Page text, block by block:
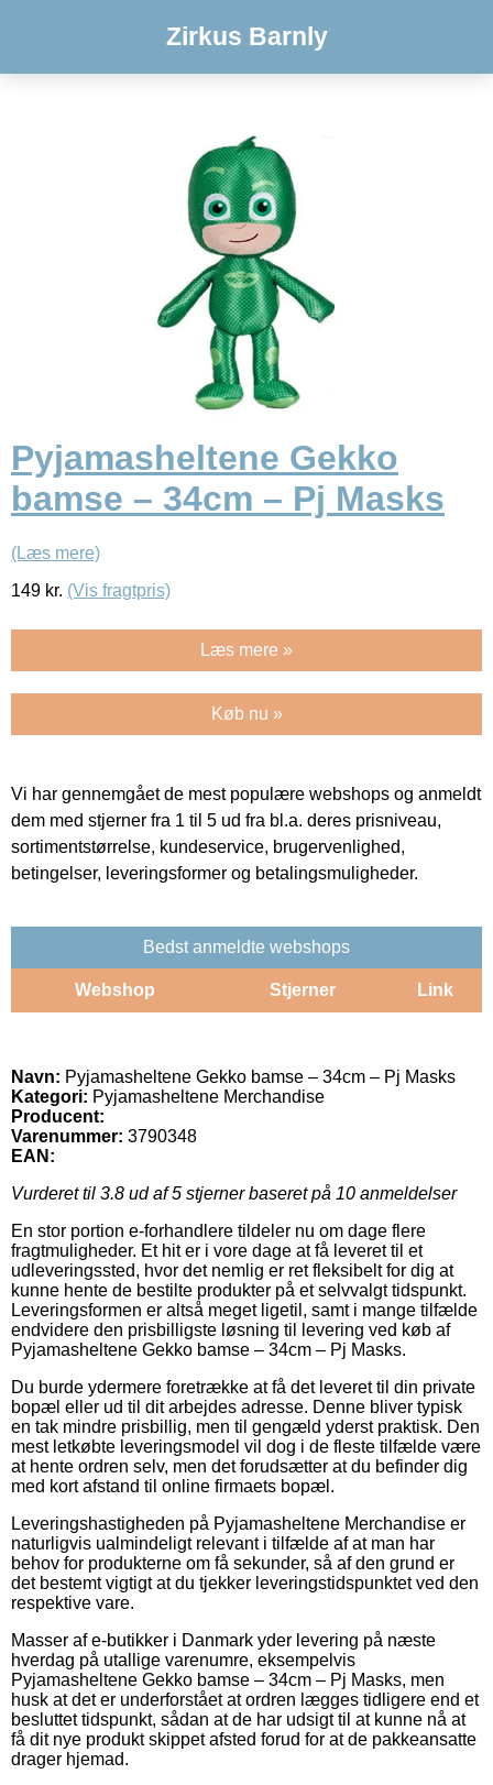
Zirkus Barnly
Pyjamasheltene Gekko
bamse – 34cm – Pj Masks
(Læs mere)
149 kr. (Vis fragtpris)
Læs mere »
Køb nu »
Vi har gennemgået de mest populære webshops og anmeldt
dem med stjerner fra 1 til 5 ud fra bl.a. deres prisniveau,
sortimentstørrelse, kundeservice, brugervenlighed,
betingelser, leveringsformer og betalingsmuligheder.
Bedst anmeldte webshops
Webshop Stjerner Link
Navn: Pyjamasheltene Gekko bamse – 34cm – Pj Masks
Kategori: Pyjamasheltene Merchandise
Producent:
Varenummer: 3790348
EAN:
Vurderet til 3.8 ud af 5 stjerner baseret på 10 anmeldelser
En stor portion e-forhandlere tildeler nu om dage flere
fragtmuligheder. Et hit er i vore dage at få leveret til et
udleveringssted, hvor det nemlig er ret fleksibelt for dig at
kunne hente de bestilte produkter på et selvvalgt tidspunkt.
Leveringsformen er altså meget ligetil, samt i mange tilfælde
endvidere den prisbilligste løsning til levering ved køb af
Pyjamasheltene Gekko bamse – 34cm – Pj Masks.
Du burde ydermere foretrække at få det leveret til din private
bopæl eller ud til dit arbejdes adresse. Denne bliver typisk
en tak mindre prisbillig, men til gengæld yderst praktisk. Den
mest letkøbte leveringsmodel vil dog i de fleste tilfælde være
at hente ordren selv, men det forudsætter at du befinder dig
med kort afstand til online firmaets bopæl.
Leveringshastigheden på Pyjamasheltene Merchandise er
naturligvis ualmindeligt relevant i tilfælde af at man har
behov for produkterne om få sekunder, så af den grund er
det bestemt vigtigt at du tjekker leveringstidspunktet ved den
respektive vare.
Masser af e-butikker i Danmark yder levering på næste
hverdag på utallige varenumre, eksempelvis
Pyjamasheltene Gekko bamse – 34cm – Pj Masks, men
husk at det er underforstået at ordren lægges tidligere end et
besluttet tidspunkt, sådan at de har udsigt til at kunne nå at
få dit nye produkt skippet afsted forud for at de pakkeansatte
drager hjemad.